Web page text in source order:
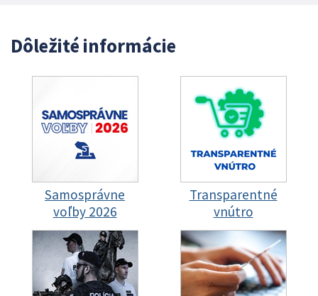
Dôležité informácie
Samosprávne
voľby 2026
Transparentné
vnútro